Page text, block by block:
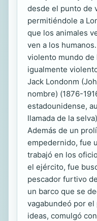
desde el punto de
permitiéndole a
que los animales
ven a los
violento mundo de
igualmente
Jack Londonm
nombre) (1876-
estadounidense,
llamada de la
Además de un
empedernido, fue
trabajó en los
el ejército, fue
pescador furtivo
un barco que se
vagabundeó por el
ideas, comulgó